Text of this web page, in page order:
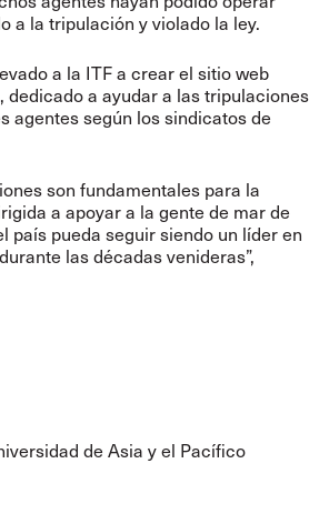
a la tripulación y violado la ley.
a la ITF a crear el sitio web
, dedicado a ayudar a las tripulaciones
agentes según los sindicatos de
son fundamentales para la
a apoyar a la gente de mar de
país pueda seguir siendo un líder en
las décadas venideras”,
de Asia y el Pacífico